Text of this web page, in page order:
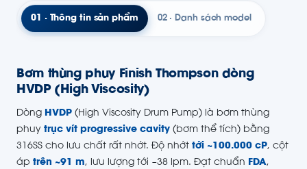
01 · Thông tin sản phẩm 02 · Danh sách model
Bơm thùng phuy Finish Thompson dòng
HVDP (High Viscosity)
Dòng HVDP (High Viscosity Drum Pump) là bơm thùng
phuy trục vít progressive cavity (bơm thể tích) bằng
316SS cho lưu chất rất nhớt. Độ nhớt tới ~100.000 cP, cột
áp trên ~91 m, lưu lượng tới ~38 lpm. Đạt chuẩn FDA,